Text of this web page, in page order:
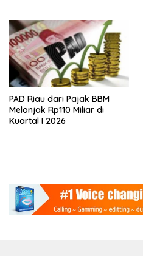
PAD Riau dari Pajak BBM
Melonjak Rp110 Miliar di
Kuartal I 2026